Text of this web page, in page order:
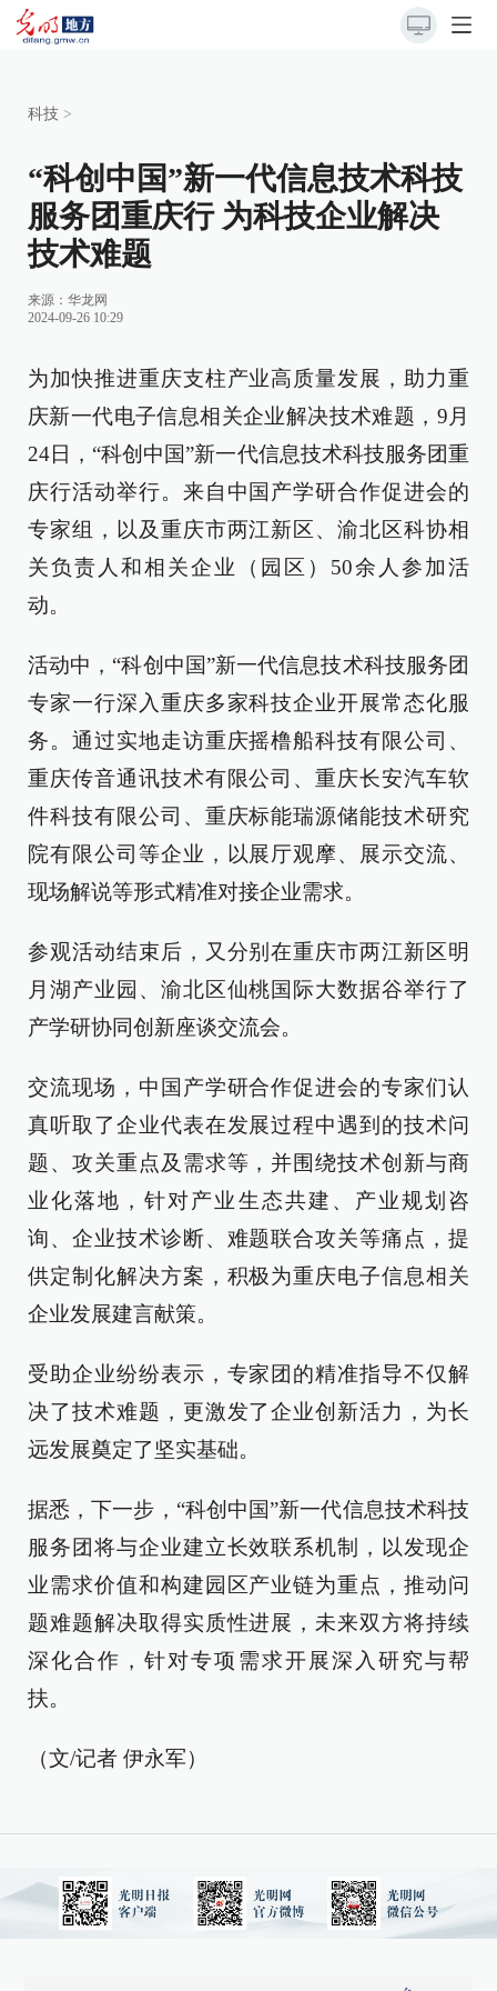
科技 >
“科创中国”新一代信息技术科技
服务团重庆行 为科技企业解决
技术难题
来源： 华龙网
2024-09-26 10:29
为加快推进重庆支柱产业高质量发展，助力重
庆新一代电子信息相关企业解决技术难题，9月
24日，“科创中国”新一代信息技术科技服务团重
庆行活动举行。来自中国产学研合作促进会的
专家组，以及重庆市两江新区、渝北区科协相
关负责人和相关企业（园区）50余人参加活
动。
活动中，“科创中国”新一代信息技术科技服务团
专家一行深入重庆多家科技企业开展常态化服
务。通过实地走访重庆摇橹船科技有限公司、
重庆传音通讯技术有限公司、重庆长安汽车软
件科技有限公司、重庆标能瑞源储能技术研究
院有限公司等企业，以展厅观摩、展示交流、
现场解说等形式精准对接企业需求。
参观活动结束后，又分别在重庆市两江新区明
月湖产业园、渝北区仙桃国际大数据谷举行了
产学研协同创新座谈交流会。
交流现场，中国产学研合作促进会的专家们认
真听取了企业代表在发展过程中遇到的技术问
题、攻关重点及需求等，并围绕技术创新与商
业化落地，针对产业生态共建、产业规划咨
询、企业技术诊断、难题联合攻关等痛点，提
供定制化解决方案，积极为重庆电子信息相关
企业发展建言献策。
受助企业纷纷表示，专家团的精准指导不仅解
决了技术难题，更激发了企业创新活力，为长
远发展奠定了坚实基础。
据悉，下一步，“科创中国”新一代信息技术科技
服务团将与企业建立长效联系机制，以发现企
业需求价值和构建园区产业链为重点，推动问
题难题解决取得实质性进展，未来双方将持续
深化合作，针对专项需求开展深入研究与帮
扶。
（文/记者 伊永军）